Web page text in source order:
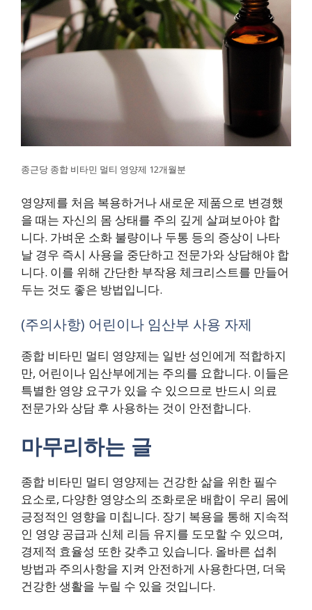
종근당 종합 비타민 멀티 영양제 12개월분
영양제를 처음 복용하거나 새로운 제품으로 변경했
을 때는 자신의 몸 상태를 주의 깊게 살펴보아야 합
니다. 가벼운 소화 불량이나 두통 등의 증상이 나타
날 경우 즉시 사용을 중단하고 전문가와 상담해야 합
니다. 이를 위해 간단한 부작용 체크리스트를 만들어
두는 것도 좋은 방법입니다.
(주의사항) 어린이나 임산부 사용 자제
종합 비타민 멀티 영양제는 일반 성인에게 적합하지
만, 어린이나 임산부에게는 주의를 요합니다. 이들은
특별한 영양 요구가 있을 수 있으므로 반드시 의료
전문가와 상담 후 사용하는 것이 안전합니다.
마무리하는 글
종합 비타민 멀티 영양제는 건강한 삶을 위한 필수
요소로, 다양한 영양소의 조화로운 배합이 우리 몸에
긍정적인 영향을 미칩니다. 장기 복용을 통해 지속적
인 영양 공급과 신체 리듬 유지를 도모할 수 있으며,
경제적 효율성 또한 갖추고 있습니다. 올바른 섭취
방법과 주의사항을 지켜 안전하게 사용한다면, 더욱
건강한 생활을 누릴 수 있을 것입니다.